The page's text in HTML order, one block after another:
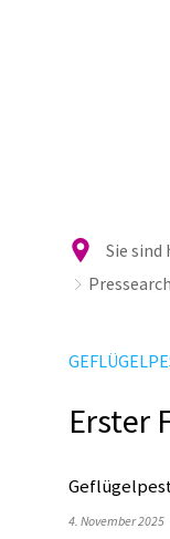
Sie sind
Erster
4. November 2025